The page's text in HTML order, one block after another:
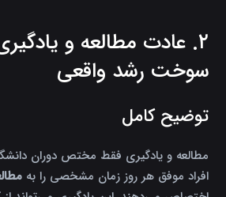
۲. عادت مطالعه و
سوخت رشد واقعی
توضیح کامل
مطالعه و یادگیری فقط مختص دوران
افراد موفق هر روز زمان مشخصی را به